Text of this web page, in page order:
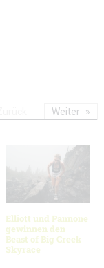
Elliott und Pannone
gewinnen den
Beast of Big Creek
Skyrace
Weiter